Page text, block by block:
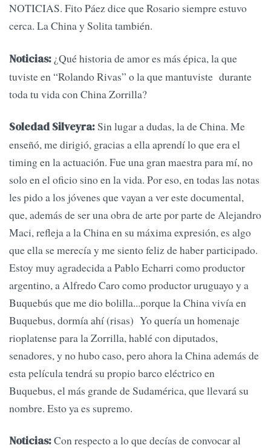
NOTICIAS. Fito Páez dice que Rosario siempre estuvo
cerca. La China y Solita también.
Noticias: ¿Qué historia de amor es más épica, la que
tuviste en “Rolando Rivas” o la que mantuviste durante
toda tu vida con China Zorrilla?
Soledad Silveyra:Sin lugar a dudas, la de China. Me
enseñó, me dirigió, gracias a ella aprendí lo que era el
timing en la actuación. Fue una gran maestra para mí, no
solo en el oficio sino en la vida. Por eso, en todas las notas
les pido a los jóvenes que vayan a ver este documental,
que, además de ser una obra de arte por parte de Alejandro
Maci, refleja a la China en su máxima expresión, es algo
que ella se merecía y me siento feliz de haber participado.
Estoy muy agradecida a Pablo Echarri como productor
argentino, a Alfredo Caro como productor uruguayo y a
Buquebús que me dio bolilla...porque la China vivía en
Buquebus, dormía ahí (risas) Yo quería un homenaje
rioplatense para la Zorrilla, hablé con diputados,
senadores, y no hubo caso, pero ahora la China además de
esta película tendrá su propio barco eléctrico en
Buquebus, el más grande de Sudamérica, que llevará su
nombre. Esto ya es supremo.
Noticias:Con respecto a lo que decías de convocar al